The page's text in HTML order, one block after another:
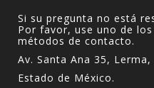
Si su pregunta no está
Por favor, use uno de
métodos de contacto.
Av. Santa Ana 35, Lerma,
Estado de México.